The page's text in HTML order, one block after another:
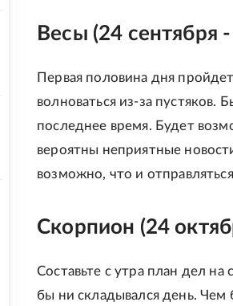
Весы (24 сентября
Первая половина дня
волноваться из-за
последнее время. Будет
вероятны неприятные
возможно, что и
Скорпион (24
Составьте с утра план дел
бы ни складывался день.